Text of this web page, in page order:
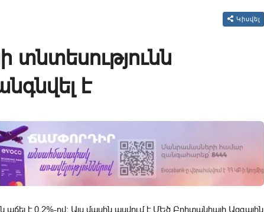
Կիսվել
տնտեսությունն
է
է 0.2%-ով: Այս մասին ասվում է ՄԵծ Բրիտանիայի Ազգային